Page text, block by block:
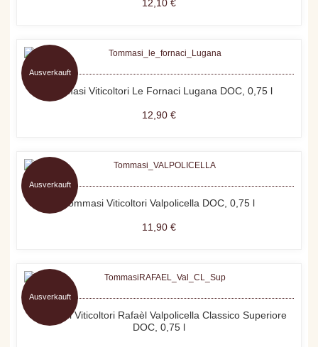
12,10 €
Ausverkauft
Tommasi Viticoltori Le Fornaci Lugana DOC, 0,75 l
12,90 €
Ausverkauft
Tommasi Viticoltori Valpolicella DOC, 0,75 l
11,90 €
Ausverkauft
Tommasi Viticoltori Rafaèl Valpolicella Classico Superiore
DOC, 0,75 l